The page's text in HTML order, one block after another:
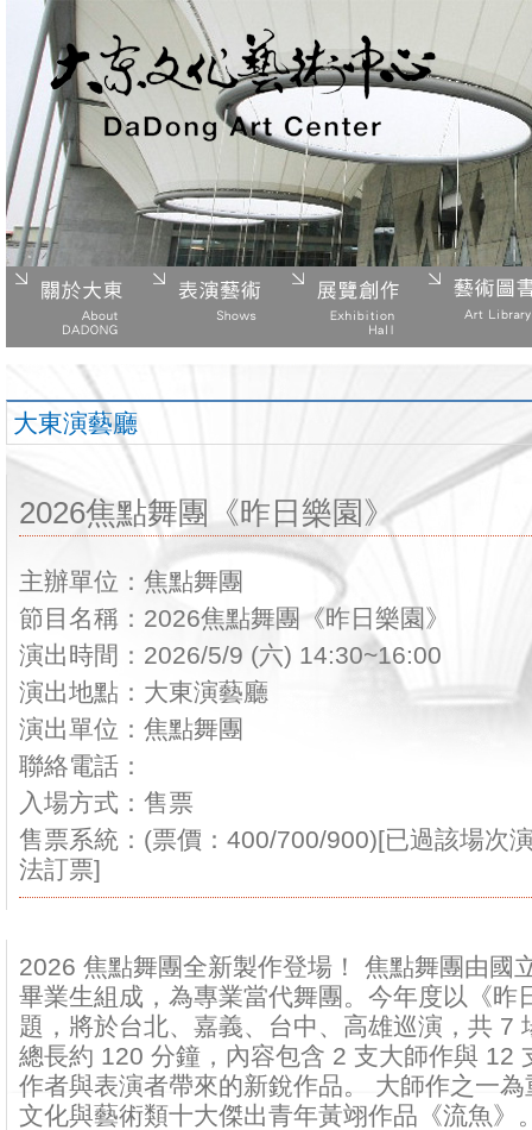
大東演藝廳
2026焦點舞團《昨日樂園》
主辦單位：焦點舞團
節目名稱：2026焦點舞團《昨日樂園》
演出時間：2026/5/9 (六) 14:30~16:00
演出地點：大東演藝廳
演出單位：焦點舞團
聯絡電話：
入場方式：售票
售票系統：(票價：400/700/900)[已過該場次
法訂票]
2026 焦點舞團全新製作登場！ 焦點舞團由國
畢業生組成，為專業當代舞團。今年度以《昨
題，將於台北、嘉義、台中、高雄巡演，共 7
總長約 120 分鐘，內容包含 2 支大師作與 12
作者與表演者帶來的新銳作品。 大師作之一
文化與藝術類十大傑出青年黃翊作品《流魚》